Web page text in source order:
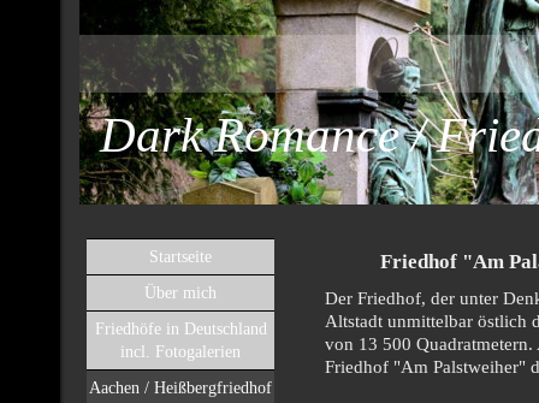
Dark Romance /
Startseite
Über mich
Friedhöfe in Deutschland
incl. Fotogalerien
Aachen / Heißbergfriedhof
Friedhof "Am
Der Friedhof, der unter
Altstadt unmittelbar östlich
von 13 500
Friedhof "Am Palstweiher"